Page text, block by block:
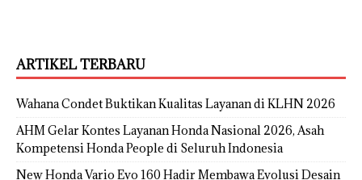
ARTIKEL TERBARU
Wahana Condet Buktikan Kualitas Layanan di KLHN 2026
AHM Gelar Kontes Layanan Honda Nasional 2026, Asah
Kompetensi Honda People di Seluruh Indonesia
New Honda Vario Evo 160 Hadir Membawa Evolusi Desain